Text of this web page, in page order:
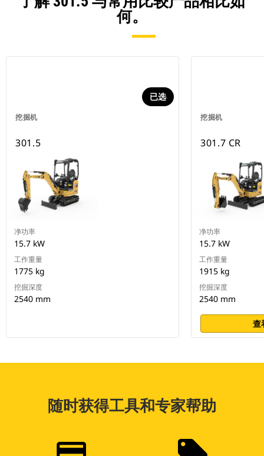
何。
挖掘机
已选
301.5
净功率
15.7 kW
工作重量
1775 kg
挖掘深度
2540 mm
挖掘机
301.7 CR
净功率
15.7 kW
工作重量
1915 kg
挖掘深度
2540 mm
查
随时获得工具和专家帮助